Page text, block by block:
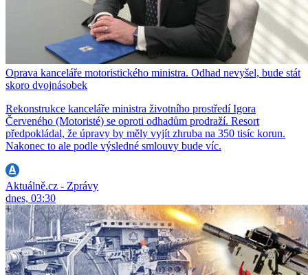
Oprava kanceláře motoristického ministra. Odhad nevyšel, bude stát
skoro dvojnásobek
Rekonstrukce kanceláře ministra životního prostředí Igora
Červeného (Motoristé) se oproti odhadům prodraží. Resort
předpokládal, že úpravy by měly vyjít zhruba na 350 tisíc korun.
Nakonec to ale podle výsledné smlouvy bude víc.
Aktuálně.cz - Zprávy
dnes, 03:30